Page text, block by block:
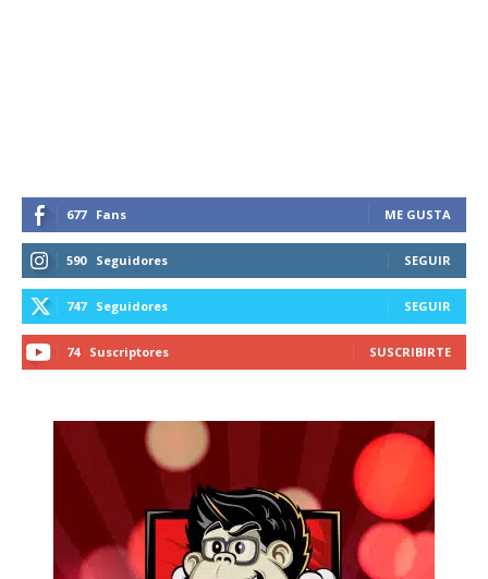
677 Fans ME GUSTA
590 Seguidores SEGUIR
747 Seguidores SEGUIR
74 Suscriptores SUSCRIBIRTE